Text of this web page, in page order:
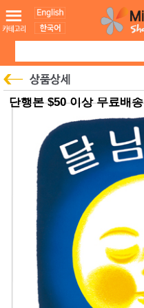
도 어린이
청소년
컬러링
만화
한국학
습지
고국배
꽃배송
홍삼전
문브랜
건강보
조제품
기능성
건강식
Diet/여
성용품
MissyShop
Login
단행본 $50 이상 무료배송